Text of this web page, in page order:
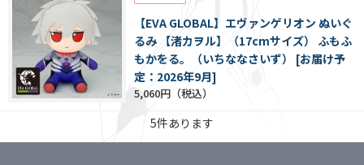
【EVA GLOBAL】エヴァンゲリオン ぬいぐ
るみ 【渚カヲル】（17cmサイズ） ふもふ
もかをる。（いちななさいず） [お届け予
定：2026年9月]
5,060円
5件あります